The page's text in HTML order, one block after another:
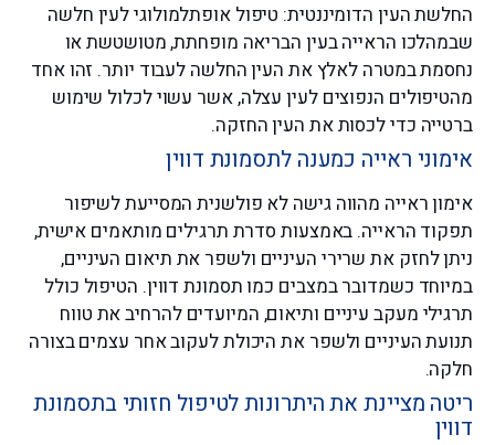
החלשת העין הדומיננטית: טיפול אופתלמולוגי לעין חלשה
שבמהלכו הראייה בעין הבריאה מופחתת, מטושטשת או
נחסמת במטרה לאלץ את העין החלשה לעבוד יותר. זהו אחד
מהטיפולים הנפוצים לעין עצלה, אשר עשוי לכלול שימוש
ברטייה כדי לכסות את העין החזקה.
אימוני ראייה כמענה לתסמונת דווין
אימון ראייה מהווה גישה לא פולשנית המסייעת לשיפור
תפקוד הראייה. באמצעות סדרת תרגילים מותאמים אישית,
ניתן לחזק את שרירי העיניים ולשפר את תיאום העיניים,
במיוחד כשמדובר במצבים כמו תסמונת דווין. הטיפול כולל
תרגילי מעקב עיניים ותיאום, המיועדים להרחיב את טווח
תנועת העיניים ולשפר את היכולת לעקוב אחר עצמים בצורה
חלקה.
ריטה מציינת את היתרונות לטיפול חזותי בתסמונת
דווין